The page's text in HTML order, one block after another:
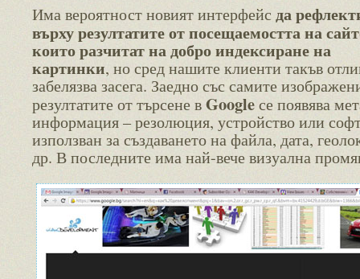
Има вероятност новият интерфейс да
върху резултатите от посещаемостта на
които разчитат на добро индексиране на
картинки, но сред нашите клиенти такъв
забелязва засега. Заедно със самите
резултатите от търсене вGoogleсе появява
информация – резолюция, устройство или
използван за създаването на файла, дата,
др. В последните има най-вече визуална